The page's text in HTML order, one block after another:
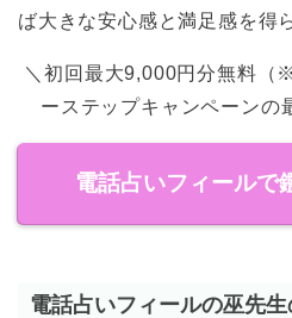
ば大きな安心感と満足感を得
＼初回最大9,000円分無料（
ーステップキャンペーンの
電話占いフィールで
電話占いフィールの巫先